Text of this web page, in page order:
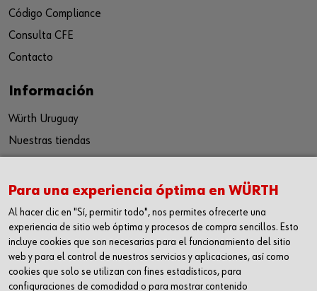
Código Compliance
Consulta CFE
Contacto
Información
Würth Uruguay
Nuestras tiendas
Instagram
Youtube
LinkedIn
Para una experiencia óptima en WÜRTH
Al hacer clic en "Sí, permitir todo", nos permites ofrecerte una
experiencia de sitio web óptima y procesos de compra sencillos. Esto
incluye cookies que son necesarias para el funcionamiento del sitio
web y para el control de nuestros servicios y aplicaciones, así como
cookies que solo se utilizan con fines estadísticos, para
configuraciones de comodidad o para mostrar contenido